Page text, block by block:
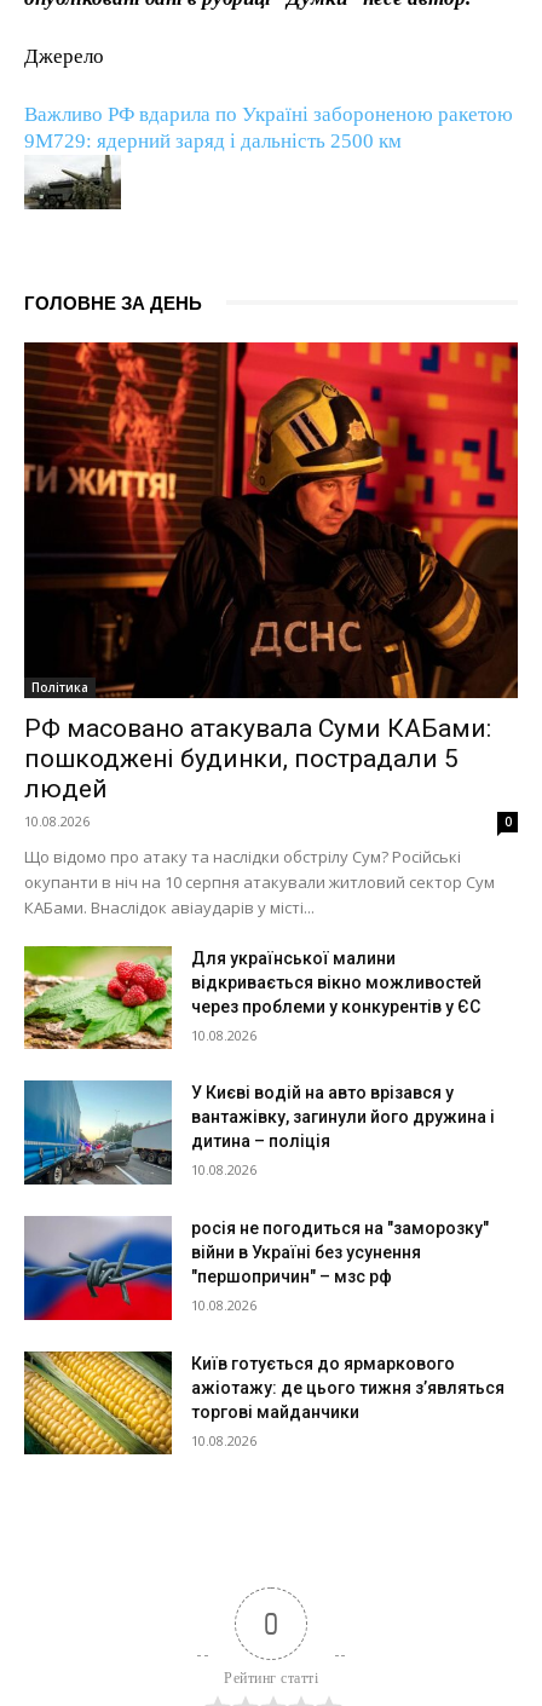
Джерело
Важливо РФ вдарила по Україні забороненою ракетою
9М729: ядерний заряд і дальність 2500 км
ГОЛОВНЕ ЗА ДЕНЬ
Політика
РФ масовано атакувала Суми КАБами:
пошкоджені будинки, пострадали 5
людей
10.08.2026 0
Що відомо про атаку та наслідки обстрілу Сум? Російські
окупанти в ніч на 10 серпня атакували житловий сектор Сум
КАБами. Внаслідок авіаударів у місті...
Для української малини
відкривається вікно можливостей
через проблеми у конкурентів у ЄС
10.08.2026
У Києві водій на авто врізався у
вантажівку, загинули його дружина і
дитина – поліція
10.08.2026
росія не погодиться на "заморозку"
війни в Україні без усунення
"першопричин" – мзс рф
10.08.2026
Київ готується до ярмаркового
ажіотажу: де цього тижня з’являться
торгові майданчики
10.08.2026
0
Рейтинг статті